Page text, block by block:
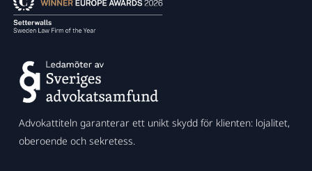
Advokattiteln garanterar ett unikt skydd för klienten: lojalitet,
oberoende och sekretess.